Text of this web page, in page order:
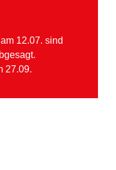
12.07. sind
27.09.